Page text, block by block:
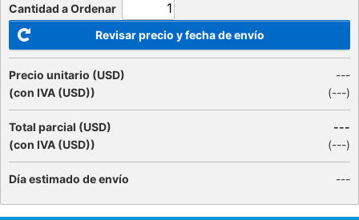
Cantidad a Ordenar
Revisar precio y fecha de envío
Precio unitario (USD)
(con IVA (USD))
---
(---)
Total parcial (USD)
(con IVA (USD))
---
(---)
Día estimado de envío ---